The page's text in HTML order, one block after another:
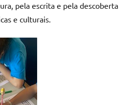
pela escrita e pela descoberta
e culturais.